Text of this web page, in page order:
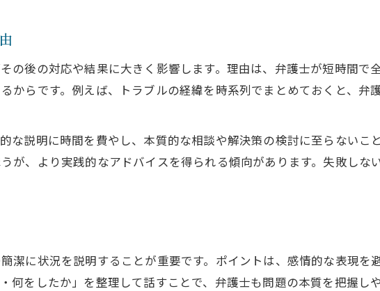
弁護士無料相談で解決の糸口をつかむ方法
トラブル解決までの弁護士相談の進め方
トラブル予防に弁護士を活用する方法
の後の対応や結果に大きく影響します。理由は、弁護士が短時間で
からです。例えば、トラブルの経緯を時系列でまとめておくと、弁
な説明に時間を費やし、本質的な相談や解決策の検討に至らないこ
が、より実践的なアドバイスを得られる傾向があります。失敗しな
潔に状況を説明することが重要です。ポイントは、感情的な表現を
何をしたか」を整理して話すことで、弁護士も問題の本質を把握しや
ご相談はこちら
ご相談はこちら